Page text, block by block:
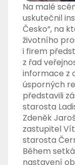
Na malé
uskutečnil
Česko“, na
životního
i firem
z řad
informace z
úsporných
představili
starosta
Zdeněk
zastupitel
starosta
Během
nastavení